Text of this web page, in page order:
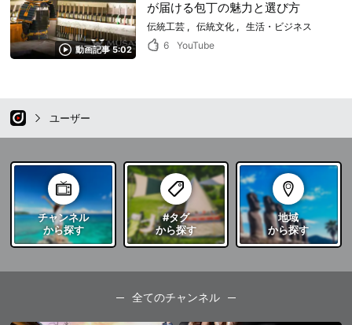
動画記事 5:02
が届ける包丁の魅力と選び方
伝統工芸 伝統文化
生活・ビジネス
6
YouTube
ユーザー
チャンネル
から探す
#タグ
から探す
地域
から探す
全てのチャンネル